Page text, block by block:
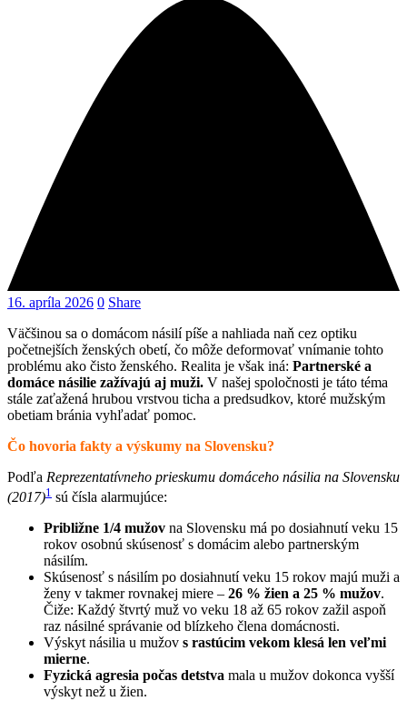
16. apríla 2026 0 Share
Väčšinou sa o domácom násilí píše a nahliada naň cez optiku
početnejších ženských obetí, čo môže deformovať vnímanie tohto
problému ako čisto ženského. Realita je však iná: Partnerské a
domáce násilie zažívajú aj muži. V našej spoločnosti je táto téma
stále zaťažená hrubou vrstvou ticha a predsudkov, ktoré mužským
obetiam bránia vyhľadať pomoc.
Čo hovoria fakty a výskumy na Slovensku?
Podľa Reprezentatívneho prieskumu domáceho násilia na Slovensku
(2017)1 sú čísla alarmujúce:
Približne 1/4 mužov na Slovensku má po dosiahnutí veku 15
rokov osobnú skúsenosť s domácim alebo partnerským
násilím.
Skúsenosť s násilím po dosiahnutí veku 15 rokov majú muži a
ženy v takmer rovnakej miere – 26 % žien a 25 % mužov.
Čiže: Každý štvrtý muž vo veku 18 až 65 rokov zažil aspoň
raz násilné správanie od blízkeho člena domácnosti.
Výskyt násilia u mužov s rastúcim vekom klesá len veľmi
mierne.
Fyzická agresia počas detstva mala u mužov dokonca vyšší
výskyt než u žien.